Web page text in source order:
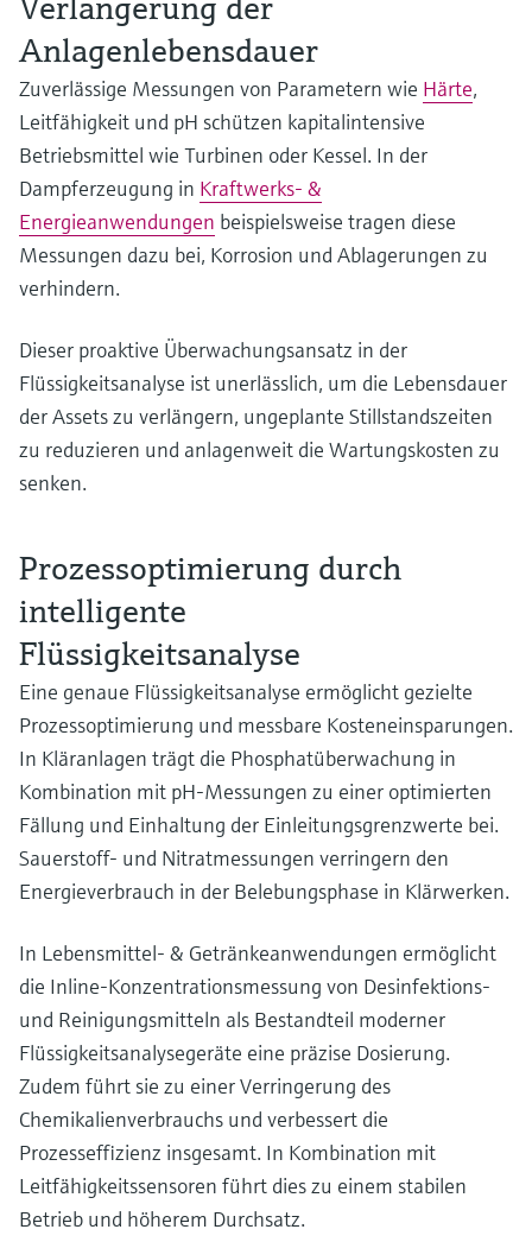
Anlagenlebensdauer
Zuverlässige Messungen von Parametern wie Härte,
Leitfähigkeit und pH schützen kapitalintensive
Betriebsmittel wie Turbinen oder Kessel. In der
Dampferzeugung in Kraftwerks- &
Energieanwendungen beispielsweise tragen diese
Messungen dazu bei, Korrosion und Ablagerungen zu
verhindern.
Dieser proaktive Überwachungsansatz in der
Flüssigkeitsanalyse ist unerlässlich, um die Lebensdauer
der Assets zu verlängern, ungeplante Stillstandszeiten
zu reduzieren und anlagenweit die Wartungskosten zu
senken.
Prozessoptimierung durch
intelligente
Flüssigkeitsanalyse
Eine genaue Flüssigkeitsanalyse ermöglicht gezielte
Prozessoptimierung und messbare Kosteneinsparungen.
In Kläranlagen trägt die Phosphatüberwachung in
Kombination mit pH-Messungen zu einer optimierten
Fällung und Einhaltung der Einleitungsgrenzwerte bei.
Sauerstoff- und Nitratmessungen verringern den
Energieverbrauch in der Belebungsphase in Klärwerken.
In Lebensmittel- & Getränkeanwendungen ermöglicht
die Inline-Konzentrationsmessung von Desinfektions-
und Reinigungsmitteln als Bestandteil moderner
Flüssigkeitsanalysegeräte eine präzise Dosierung.
Zudem führt sie zu einer Verringerung des
Chemikalienverbrauchs und verbessert die
Prozesseffizienz insgesamt. In Kombination mit
Leitfähigkeitssensoren führt dies zu einem stabilen
Betrieb und höherem Durchsatz.